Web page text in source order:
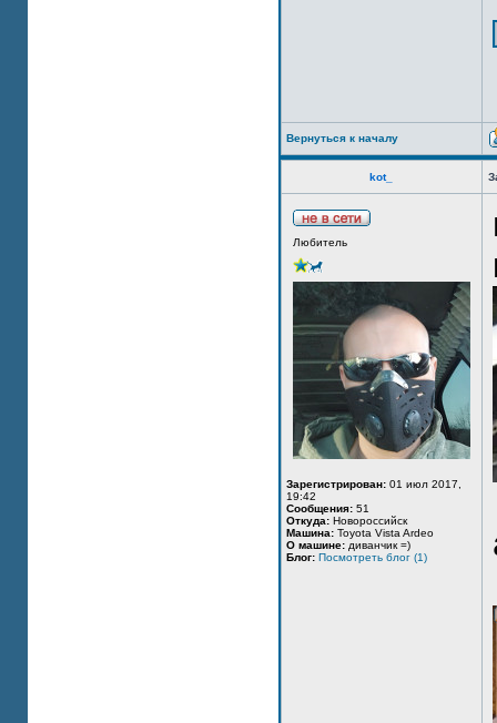
Вернуться к началу
kot_
Любитель
Зарегистрирован: 01 июл 2017,
19:42
Сообщения: 51
Откуда: Новороссийск
Машина: Toyota Vista Ardeo
О машине: диванчик =)
Блог: Посмотреть блог (1)